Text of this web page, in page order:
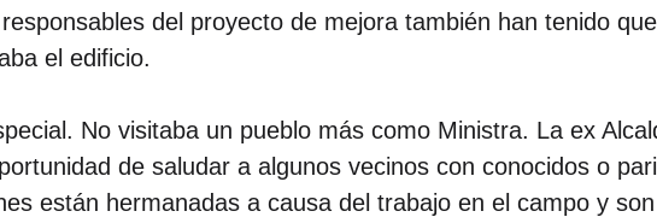
del proyecto de mejora también han tenido
el edificio.
No visitaba un pueblo más como Ministra. La ex
de saludar a algunos vecinos con conocidos o
están hermanadas a causa del trabajo en el campo y